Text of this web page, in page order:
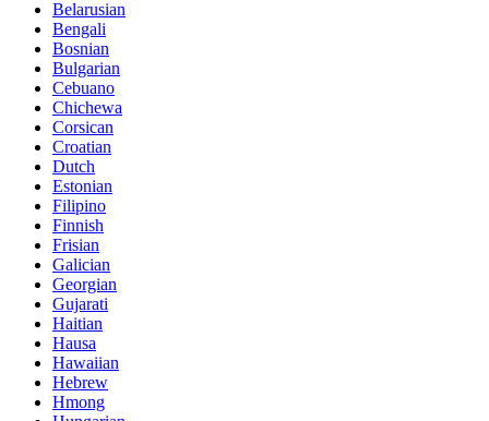
Belarusian
Bengali
Bosnian
Bulgarian
Cebuano
Chichewa
Corsican
Croatian
Dutch
Estonian
Filipino
Finnish
Frisian
Galician
Georgian
Gujarati
Haitian
Hausa
Hawaiian
Hebrew
Hmong